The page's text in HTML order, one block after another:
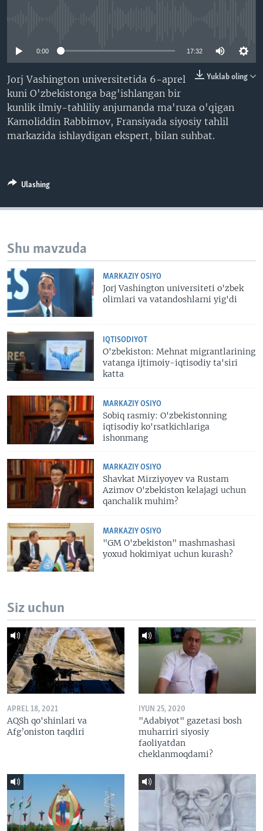
TWITTER
SOUNDCLOUD
VOA
0:00 17:32
Yuklab oling
Jorj Vashington universitetida 6-aprel
kuni O'zbekistonga bag'ishlangan bir
kunlik ilmiy-tahliliy anjumanda ma'ruza o'qigan
Kamoliddin Rabbimov, Fransiyada siyosiy tahlil
markazida ishlaydigan ekspert, bilan suhbat.
Ulashing
Shu mavzuda
MARKAZIY OSIYO
Jorj Vashington universiteti o'zbek
olimlari va vatandoshlarni yig'di
IQTISODIYOT
O'zbekiston: Mehnat migrantlarining
vatanga ijtimoiy-iqtisodiy ta'siri
katta
MARKAZIY OSIYO
Sobiq rasmiy: O'zbekistonning
iqtisodiy ko'rsatkichlariga
ishonmang
MARKAZIY OSIYO
Shavkat Mirziyoyev va Rustam
Azimov O'zbekiston kelajagi uchun
qanchalik muhim?
MARKAZIY OSIYO
"GM O'zbekiston" mashmashasi
yoxud hokimiyat uchun kurash?
Siz uchun
APREL 18, 2021
AQSh qo'shinlari va
Afg’oniston taqdiri
IYUN 25, 2020
"Adabiyot" gazetasi bosh
muharriri siyosiy
faoliyatdan
cheklanmoqdami?